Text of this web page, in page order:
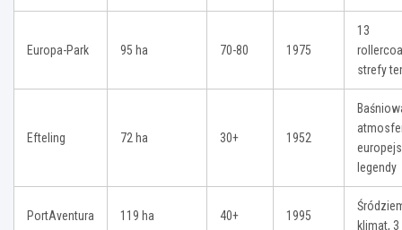
Europa-Park 95 ha 70-80 1975
13
strefy
Efteling 72 ha 30+ 1952
legendy
PortAventura 119 ha 40+ 1995
klimat, 3